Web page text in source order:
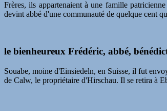
Frères, ils appartenaient à une famille
devint abbé d'une communauté de quelque cent
le bienheureux Frédéric, abbé,
Souabe, moine d'Einsiedeln, en Suisse, il fut
de Calw, le propriétaire d'Hirschau. Il se retira à